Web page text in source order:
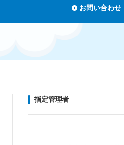
お問い合わせ
指定管理者